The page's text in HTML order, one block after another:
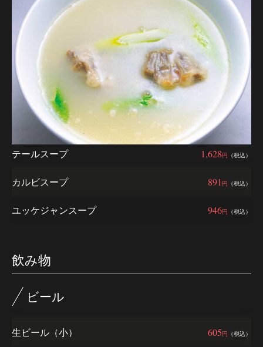
1,628円 （税込）
テールスープ
891 円 （税込）
カルビスープ
946円 （税込）
ユッケジャンスープ
飲み物
ビール
605円 （税込）
生ビール（小）